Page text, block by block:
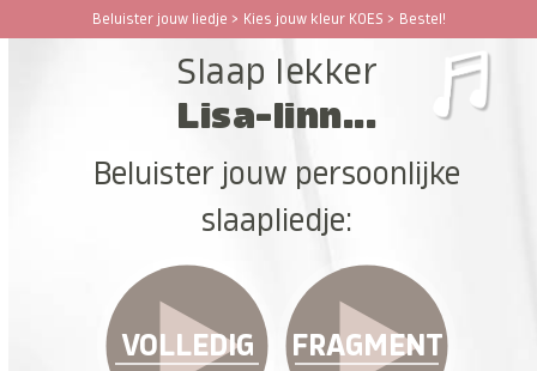
Beluister jouw liedje > Kies jouw kleur KOES > Bestel!
Open
Close
Slaap lekker
Lisa-linn...
Beluister jouw persoonlijke
slaapliedje:
VOLLEDIG FRAGMENT